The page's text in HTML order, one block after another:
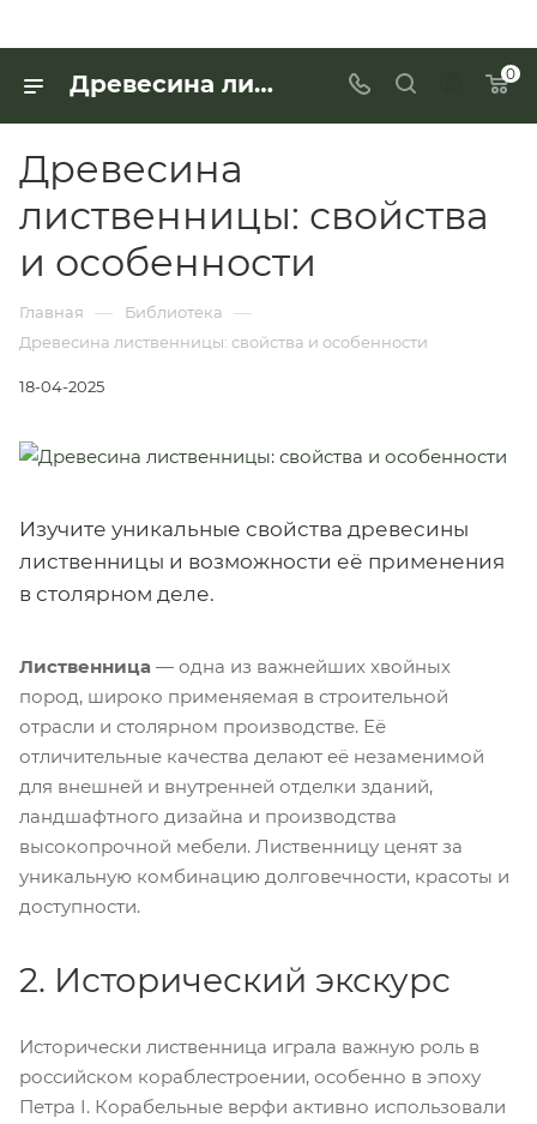
Древесина лиственницы: свойства и особенности 0
Древесина
лиственницы: свойства
и особенности
Главная — Библиотека —
Древесина лиственницы: свойства и особенности
18-04-2025
Изучите уникальные свойства древесины
лиственницы и возможности её применения
в столярном деле.
Лиственница — одна из важнейших хвойных
пород, широко применяемая в строительной
отрасли и столярном производстве. Её
отличительные качества делают её незаменимой
для внешней и внутренней отделки зданий,
ландшафтного дизайна и производства
высокопрочной мебели. Лиственницу ценят за
уникальную комбинацию долговечности, красоты и
доступности.
2. Исторический экскурс
Исторически лиственница играла важную роль в
российском кораблестроении, особенно в эпоху
Петра I. Корабельные верфи активно использовали